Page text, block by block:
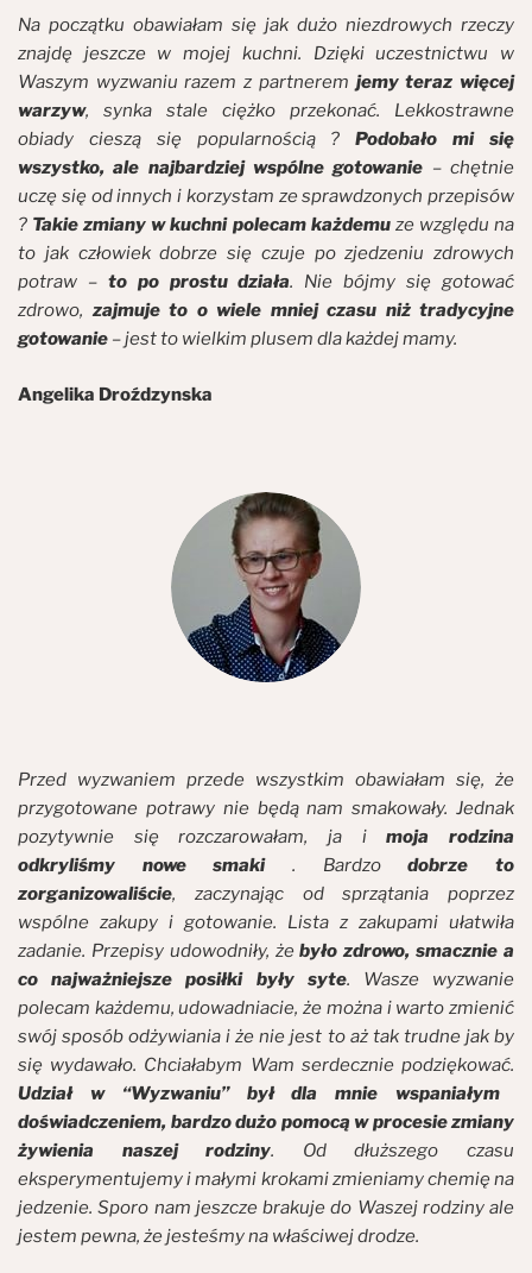
Na początku obawiałam się jak dużo niezdrowych rzeczy
znajdę jeszcze w mojej kuchni. Dzięki uczestnictwu w
Waszym wyzwaniu razem z partnerem jemy teraz więcej
warzyw, synka stale ciężko przekonać. Lekkostrawne
obiady cieszą się popularnością ?Podobało mi się
wszystko, ale najbardziej wspólne gotowanie – chętnie
uczę się od innych i korzystam ze sprawdzonych przepisów
? Takie zmiany w kuchni polecam każdemuze względu na
to jak człowiek dobrze się czuje po zjedzeniu zdrowych
potraw –to po prostu działa. Nie bójmy się gotować
zdrowo,zajmuje to o wiele mniej czasu niż tradycyjne
gotowanie – jest to wielkim plusem dla każdej mamy.
Angelika Droźdzynska
Przed wyzwaniem przede wszystkim obawiałam się, że
przygotowane potrawy nie będą nam smakowały. Jednak
pozytywnie się rozczarowałam, ja imoja rodzina
odkryliśmy nowe smaki. Bardzodobrze to
zorganizowaliście, zaczynając od sprzątania poprzez
wspólne zakupy i gotowanie. Lista z zakupami ułatwiła
zadanie. Przepisy udowodniły, żebyło zdrowo, smacznie a
co najważniejsze posiłki były syte. Wasze wyzwanie
polecam każdemu, udowadniacie, że można i warto zmienić
swój sposób odżywiania i że nie jest to aż tak trudne jak by
się wydawało. Chciałabym Wam serdecznie podziękować.
Udział w “Wyzwaniu” był dla mnie wspaniałym
doświadczeniem, bardzo dużo pomocą w procesie zmiany
żywienia naszej rodziny. Od dłuższego czasu
eksperymentujemy i małymi krokami zmieniamy chemię na
jedzenie. Sporo nam jeszcze brakuje do Waszej rodziny ale
jestem pewna, że jesteśmy na właściwej drodze.